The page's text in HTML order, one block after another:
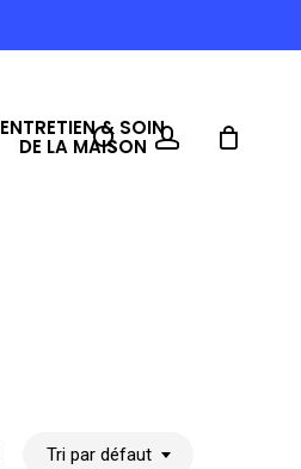
ENTRETIEN & SOIN
DE LA MAISONsearchaccount
Tri par défaut